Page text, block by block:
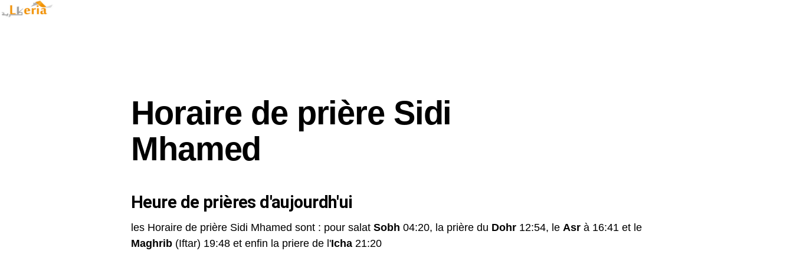
Horaire de prière Sidi
Mhamed
Heure de prières d'aujourdh'ui
les Horaire de prière Sidi Mhamed sont : pour salat Sobh 04:20, la prière du Dohr 12:54, le Asr à 16:41 et le
Maghrib (Iftar) 19:48 et enfin la priere de l'Icha 21:20